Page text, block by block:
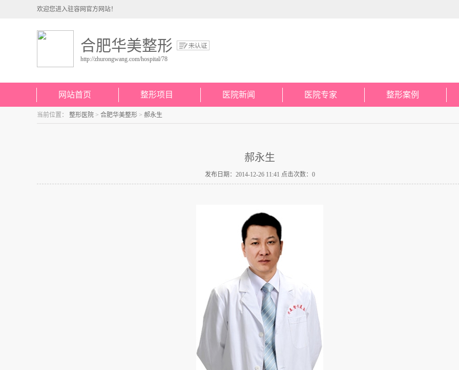
欢迎您进入驻容网官方网站！
合肥华美整形
http://zhurongwang.com/hospital/78
网站首页 整形项目 医院新闻 医院专家 整形案例
当前位置： 整形医院 > 合肥华美整形 > 郝永生
郝永生
发布日期：2014-12-26 11:41 点击次数：0